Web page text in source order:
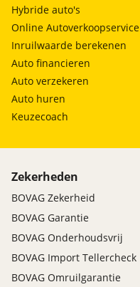
Hybride auto's
Online Autoverkoopservice
Inruilwaarde berekenen
Auto financieren
Auto verzekeren
Auto huren
Keuzecoach
Zekerheden
BOVAG Zekerheid
BOVAG Garantie
BOVAG Onderhoudsvrij
BOVAG Import Tellercheck
BOVAG Omruilgarantie